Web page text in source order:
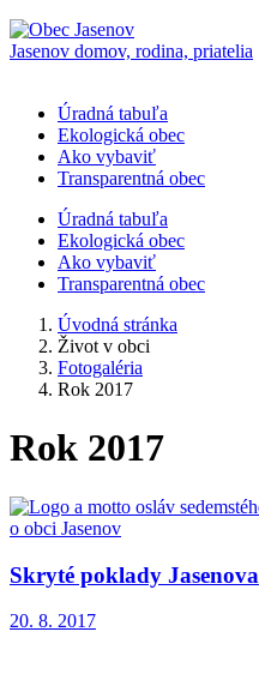
Jasenov domov, rodina, priatelia
Úradná tabuľa
Ekologická obec
Ako vybaviť
Transparentná obec
Úradná tabuľa
Ekologická obec
Ako vybaviť
Transparentná obec
Úvodná stránka
Život v obci
Fotogaléria
Rok 2017
Rok 2017
Skryté poklady Jasenova
20. 8. 2017